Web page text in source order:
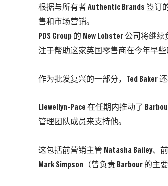
根据与所有者 Authentic Brands 签订
售和市场营销。
PDS Group 的 New Lobster 公司将继
注于帮助这家英国零售商在今年早些
作为批发复兴的一部分，Ted Baker
Llewellyn-Pace 在任期内推动了
管理团队成员来支持他。
这包括前营销主管 Natasha Bailey、
Mark Simpson（曾负责 Barbour 的主